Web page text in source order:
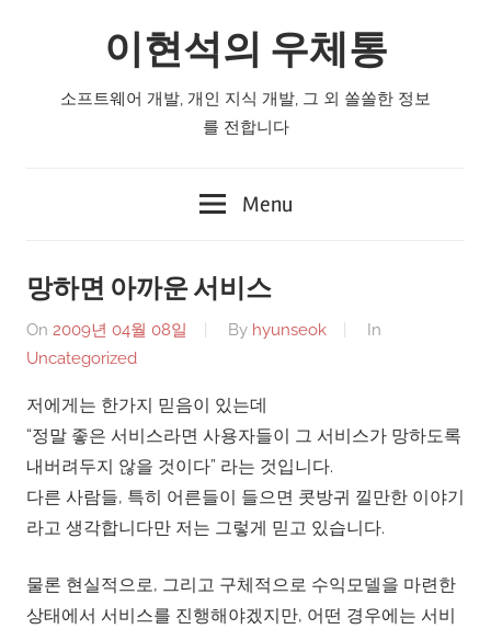
이현석의 우체통
소프트웨어 개발, 개인 지식 개발, 그 외 쏠쏠한 정보
를 전합니다
Menu
망하면 아까운 서비스
On 2009년 04월 08일 By hyunseok
In
Uncategorized
저에게는 한가지 믿음이 있는데
“정말 좋은 서비스라면 사용자들이 그 서비스가 망하도록
내버려두지 않을 것이다” 라는 것입니다.
다른 사람들, 특히 어른들이 들으면 콧방귀 낄만한 이야기
라고 생각합니다만 저는 그렇게 믿고 있습니다.
물론 현실적으로, 그리고 구체적으로 수익모델을 마련한
상태에서 서비스를 진행해야겠지만, 어떤 경우에는 서비